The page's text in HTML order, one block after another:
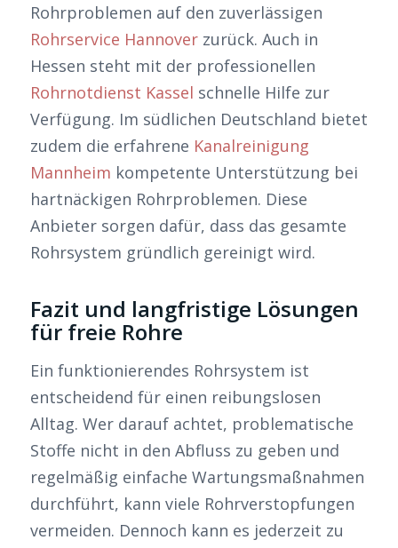
Rohrproblemen auf den zuverlässigen
Rohrservice Hannoverzurück. Auch in
Hessen steht mit der professionellen
Rohrnotdienst Kassel schnelle Hilfe zur
Verfügung. Im südlichen Deutschland bietet
zudem die erfahrene Kanalreinigung
Mannheim kompetente Unterstützung bei
hartnäckigen Rohrproblemen. Diese
Anbieter sorgen dafür, dass das gesamte
Rohrsystem gründlich gereinigt wird.
Fazit und langfristige Lösungen
für freie Rohre
Ein funktionierendes Rohrsystem ist
entscheidend für einen reibungslosen
Alltag. Wer darauf achtet, problematische
Stoffe nicht in den Abfluss zu geben und
regelmäßig einfache Wartungsmaßnahmen
durchführt, kann viele Rohrverstopfungen
vermeiden. Dennoch kann es jederzeit zu